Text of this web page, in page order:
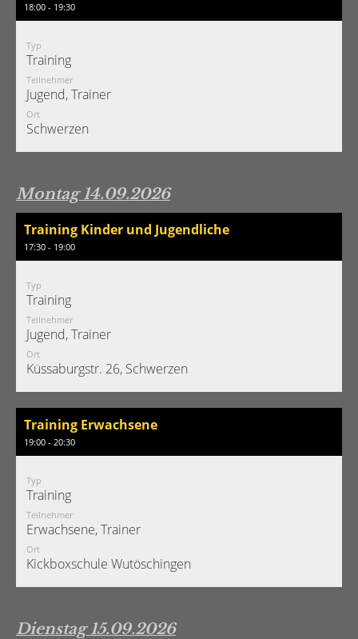
18:00 - 19:30
Typ
Training
Teilnehmer
Jugend, Trainer
Ort
Schwerzen
Montag 14.09.2026
Training Kinder und Jugendliche
17:30 - 19:00
Typ
Training
Teilnehmer
Jugend, Trainer
Ort
Küssaburgstr. 26, Schwerzen
Training Erwachsene
19:00 - 20:30
Typ
Training
Teilnehmer
Erwachsene, Trainer
Ort
Kickboxschule Wutöschingen
Dienstag 15.09.2026